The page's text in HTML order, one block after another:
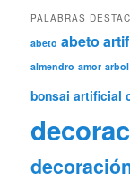
PALABRAS
abeto abeto
almendro amor
bonsai artificial